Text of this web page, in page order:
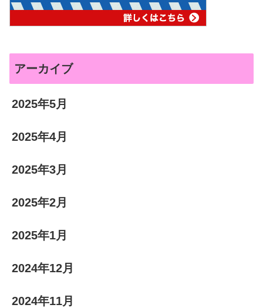
アーカイブ
2025年5月
2025年4月
2025年3月
2025年2月
2025年1月
2024年12月
2024年11月